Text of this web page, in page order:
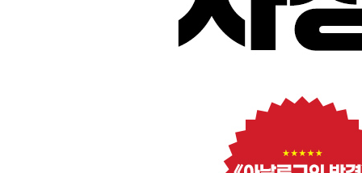
지칠 줄 모르는, 동시에 항상 지쳐 있는│우리는
힘든 것│“성공할 때까지 실패하라”는 헛소리│미
8장 인생 마지막 창업에 도전하는 70대 노인
내게는 쓸 수 있는 시간보다 훨씬 더 많은 아이디어
70대 나이에 테크 회사를 시작하다│평생 창업가